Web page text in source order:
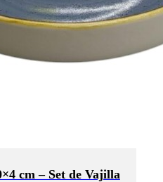
cm – Set de Vajilla